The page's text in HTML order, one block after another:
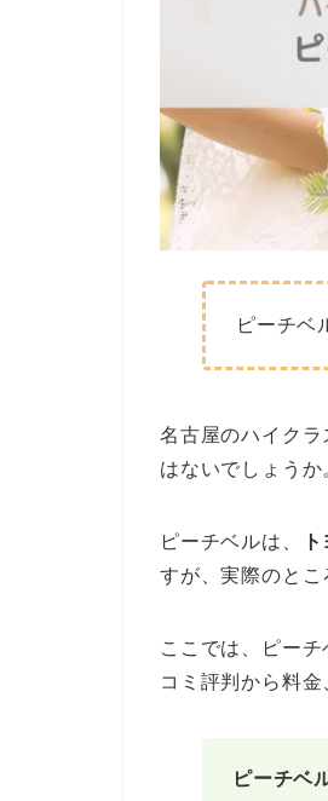
ピーチベ
名古屋のハイク
はないでしょうか
ピーチベルは、
すが、実際のとこ
ここでは、ピー
コミ評判から料
ピーチベ